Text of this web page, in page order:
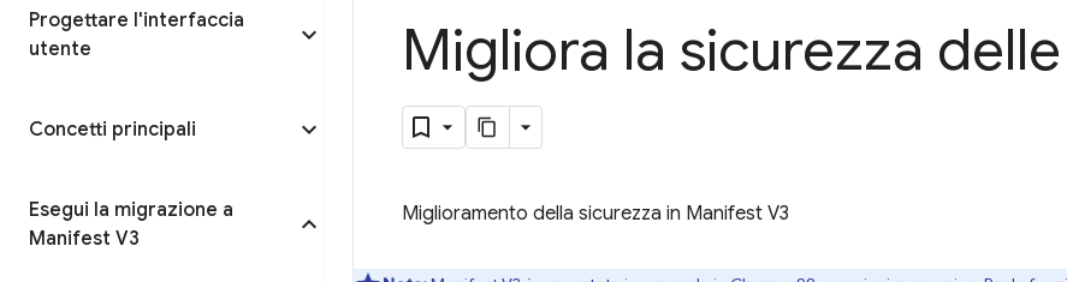
Progettare l'interfaccia
utente
Concetti principali
Esegui la migrazione a
Manifest V3
Migliora la sicurezza
Miglioramento della sicurezza in Manifest V3